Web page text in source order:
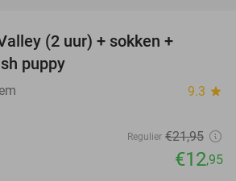
(2 uur) + sokken +
puppy
9.3 star
Regulier €21,95
€12,95